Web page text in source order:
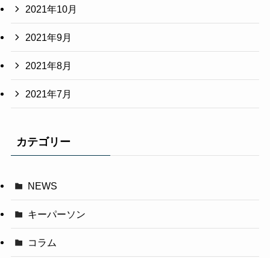
2021年10月
2021年9月
2021年8月
2021年7月
カテゴリー
NEWS
キーパーソン
コラム